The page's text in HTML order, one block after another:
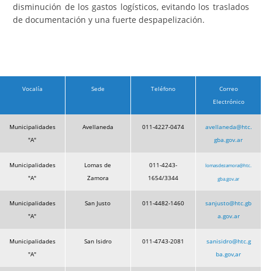
disminución de los gastos logísticos, evitando los traslados
de documentación y una fuerte despapelización.
Vocalía Sede Teléfono
Correo
Electrónico
Municipalidades
"A"
Avellaneda 011-4227-0474
avellaneda@htc.
gba.gov.ar
Municipalidades
"A"
Lomas de
Zamora
011-4243-
1654/3344
lomasdezamora@htc.
gba.gov.ar
Municipalidades
"A"
San Justo 011-4482-1460
sanjusto@htc.gb
a.gov.ar
Municipalidades
"A"
San Isidro 011-4743-2081
sanisidro@htc.g
ba.gov,ar